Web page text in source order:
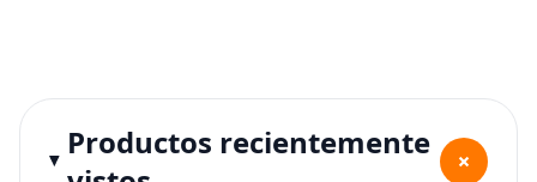
Productos recientemente
+